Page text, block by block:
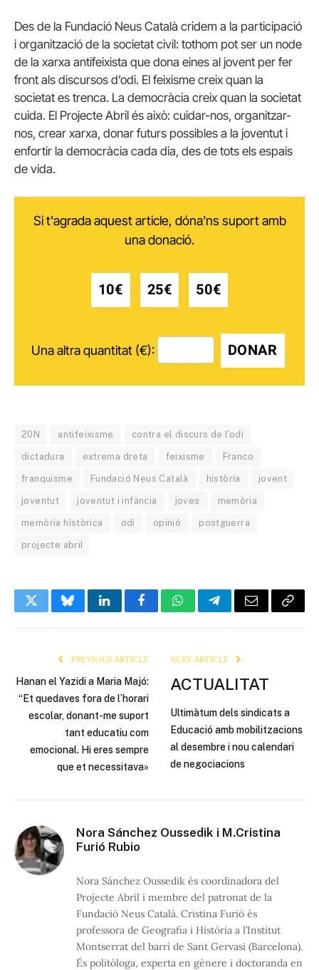
Des de la Fundació Neus Català cridem a la participació
i organització de la societat civil: tothom pot ser un node
de la xarxa antifeixista que dona eines al jovent per fer
front als discursos d’odi. El feixisme creix quan la
societat es trenca. La democràcia creix quan la societat
cuida. El Projecte Abril és això: cuidar-nos, organitzar-
nos, crear xarxa, donar futurs possibles a la joventut i
enfortir la democràcia cada dia, des de tots els espais
de vida.
Si t'agrada aquest article, dóna'ns suport amb
una donació.
10€ 25€ 50€
Una altra quantitat (€): DONAR
20N antifeixisme contra el discurs de l'odi
dictadura extrema dreta feixisme Franco
franquisme Fundació Neus Català història jovent
joventut joventut i infància joves memòria
memòria històrica odi opinió postguerra
projecte abril
TwitterBlueskyLinkedInFacebookWhatsAppTelegramEmail Copy
PREVIOUS ARTICLE
Hanan el Yazidi a Maria Majó:
“Et quedaves fora de l’horari
escolar, donant-me suport
tant educatiu com
emocional. Hi eres sempre
que et necessitava»
NEXT ARTICLE
ACTUALITAT
Ultimàtum dels sindicats a
Educació amb mobilitzacions
al desembre i nou calendari
de negociacions
Nora Sánchez Oussedik i M.Cristina
Furió Rubio
Nora Sánchez Oussedik és coordinadora del
Projecte Abril i membre del patronat de la
Fundació Neus Català. Cristina Furió és
professora de Geografia i Història a l’Institut
Montserrat del barri de Sant Gervasi (Barcelona).
És politòloga, experta en gènere i doctoranda en